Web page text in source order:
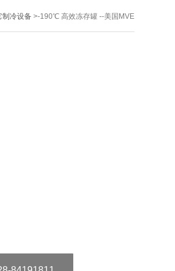
制冷设备>-190℃ 高效冻存罐 --美国MVE